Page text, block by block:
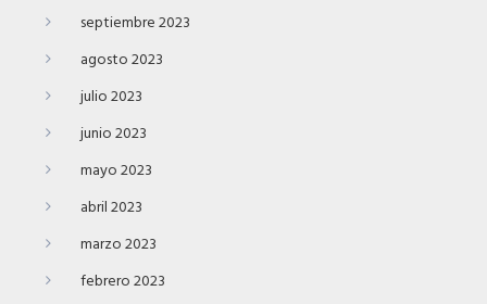
septiembre 2023
agosto 2023
julio 2023
junio 2023
mayo 2023
abril 2023
marzo 2023
febrero 2023